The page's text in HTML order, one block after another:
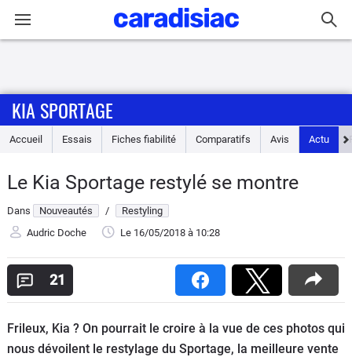
Accueil
Essais
Guide
Electriques
Utilitaires
KIA SPORTAGE
Accueil Essais Fiches fiabilité Comparatifs Avis Actu
Le Kia Sportage restylé se montre
Dans Nouveautés /
Restyling
Audric Doche
Le 16/05/2018 à 10:28
21
Frileux, Kia ? On pourrait le croire à la vue de ces photos qui
nous dévoilent le restylage du Sportage, la meilleure vente